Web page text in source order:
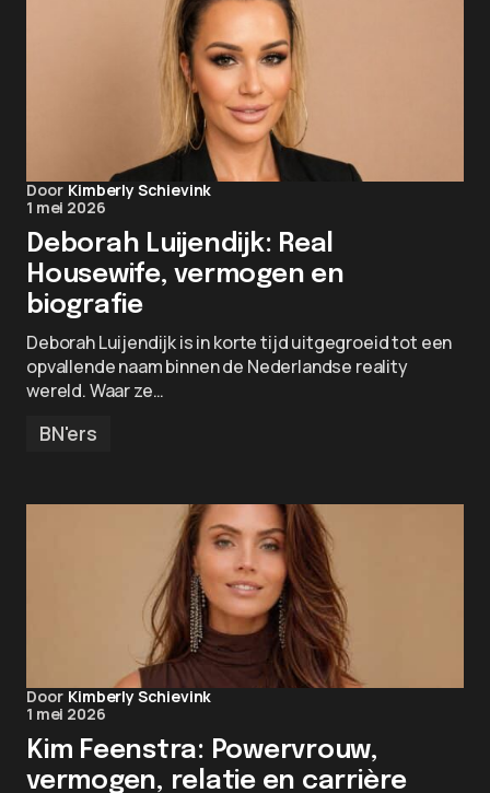
Door Kimberly Schievink
1 mei 2026
Deborah Luijendijk: Real
Housewife, vermogen en
biografie
Deborah Luijendijk is in korte tijd uitgegroeid tot een
opvallende naam binnen de Nederlandse reality
wereld. Waar ze…
BN'ers
Door Kimberly Schievink
1 mei 2026
Kim Feenstra: Powervrouw,
vermogen, relatie en carrière